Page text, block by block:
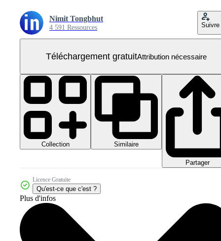
Nimit Tongbhut
4 591 Ressources Suivre
Téléchargement gratuitAttribution nécessaire
Collection Similaire
Partager
Licence Gratuite
Qu'est-ce que c'est ?
Plus d'infos